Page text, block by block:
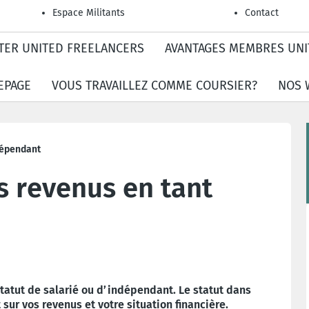
Espace Militants Contact
UNITED FREELANCERS AVANTAGES MEMBRES
VOUS TRAVAILLEZ COMME COURSIER? NOS
revenus en tant
de salarié ou d’indépendant. Le statut dans
vos revenus et votre situation financière.